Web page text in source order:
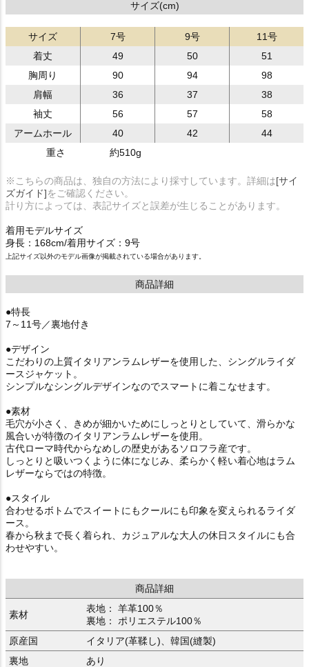
サイズ(cm)
サイズ 7号 9号
11号
着丈
49 50
51
胸周り
90 94
98
肩幅
36 37
38
袖丈
56 57
58
アームホール
40 42
44
重さ
約510g
※こちらの商品は、独自の方法により採寸しています。詳細は[サイ
ズガイド]をご確認ください。
計り方によっては、表記サイズと誤差が生じることがあります。
着用モデルサイズ
身長：168cm/着用サイズ：9号
上記サイズ以外のモデル画像が掲載されている場合があります。
商品詳細
●特長
7～11号／裏地付き
●デザイン
こだわりの上質イタリアンラムレザーを使用した、シングルライダ
ースジャケット。
シンプルなシングルデザインなのでスマートに着こなせます。
●素材
毛穴が小さく、きめが細かいためにしっとりとしていて、滑らかな
風合いが特徴のイタリアンラムレザーを使用。
古代ローマ時代からなめしの歴史があるソロフラ産です。
しっとりと吸いつくように体になじみ、柔らかく軽い着心地はラム
レザーならではの特徴。
●スタイル
合わせるボトムでスイートにもクールにも印象を変えられるライダ
ース。
春から秋まで長く着られ、カジュアルな大人の休日スタイルにも合
わせやすい。
商品詳細
素材
表地： 羊革100％
裏地： ポリエステル100％
原産国
イタリア(革鞣し)、韓国(縫製)
裏地
あり